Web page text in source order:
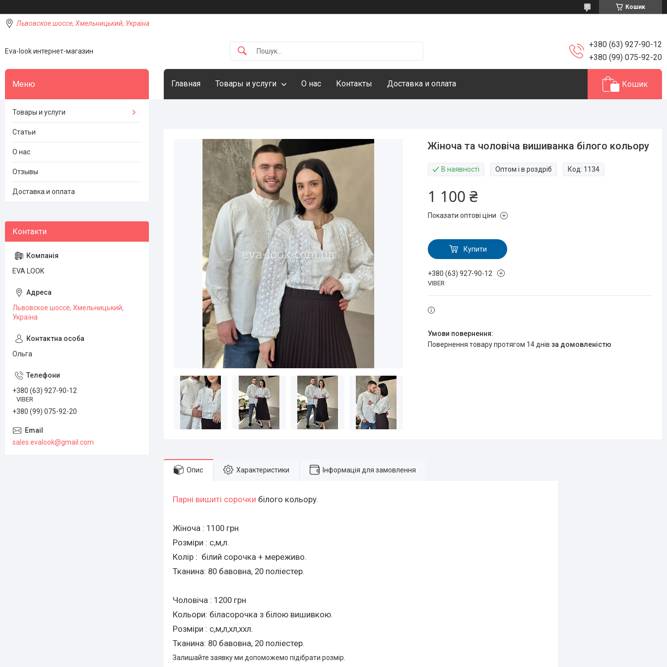
Кошик
Львовское шоссе, Хмельницький, Україна
Eva-look интернет-магазин
+380 (63) 927-90-12
+380 (99) 075-92-20
Главная Товары и услуги О нас Контакты Доставка и оплата Кошик
Жіноча та чоловіча вишиванка білого кольору
В наявності Оптом і в роздріб Код: 1134
1 100 ₴
Показати оптові ціни
Купити
+380 (63) 927-90-12
VIBER
повернення товару протягом 14 днів за домовленістю
Опис Характеристики Інформація для замовлення
Парні вишиті сорочки білого кольору.
Жіноча : 1100 грн
Розміри : с,м,л.
Колір : білий сорочка + мереживо.
Тканина: 80 бавовна, 20 поліестер.
Чоловіча : 1200 грн
Кольори: біласорочка з білою вишивкою.
Розміри : с,м,л,хл,ххл.
Тканина: 80 бавовна, 20 поліестер.
Залишайте заявку ми допоможемо підібрати розмір.
Товары и услуги
Статьи
О нас
Отзывы
Доставка и оплата
EVA LOOK
Львовское шоссе, Хмельницький,
Україна
Ольга
+380 (63) 927-90-12
VIBER
+380 (99) 075-92-20
sales.evalook@gmail.com